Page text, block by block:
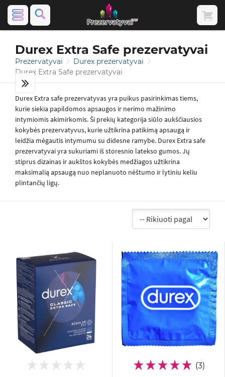
Durex Extra Safe prezervatyvai
Prezervatyvai
Durex prezervatyvai
Durex Extra Safe prezervatyvai
Durex Extra safe prezervatyvas yra puikus pasirinkimas tiems,
kurie siekia papildomos apsaugos ir nerimo mažinimo
intymiomis akimirkomis. Ši prekių kategorija siūlo aukščiausios
kokybės prezervatyvus, kurie užtikrina patikimą apsaugą ir
leidžia mėgautis intymumu su didesne ramybe. Durex Extra safe
prezervatyvai yra sukuriami iš storesnio latekso gumos. Jų
stiprus dizainas ir aukštos kokybės medžiagos užtikrina
maksimalią apsaugą nuo neplanuoto nėštumo ir lytiniu keliu
plintančių ligų.
(3)